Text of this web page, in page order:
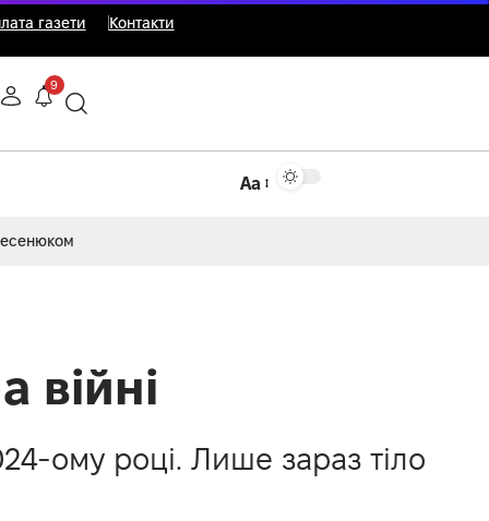
газети Контакти
9
Аа
війні
ому році. Лише зараз тіло